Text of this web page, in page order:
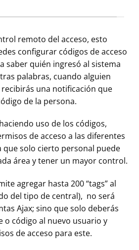
remoto del acceso, esto
configurar códigos de acceso
saber quién ingresó al sistema
palabras, cuando alguien
una notificación que
de la persona.
uso de los códigos,
de acceso a las diferentes
que solo cierto personal puede
área y tener un mayor control.
agregar hasta 200 “tags” al
del tipo de central), no será
Ajax; sino que solo deberás
o código al nuevo usuario y
de acceso para este.